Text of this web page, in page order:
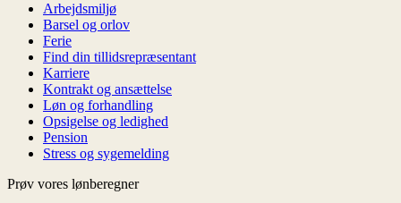
Arbejdsmiljø
Barsel og orlov
Ferie
Find din tillidsrepræsentant
Karriere
Kontrakt og ansættelse
Løn og forhandling
Opsigelse og ledighed
Pension
Stress og sygemelding
Prøv vores lønberegner